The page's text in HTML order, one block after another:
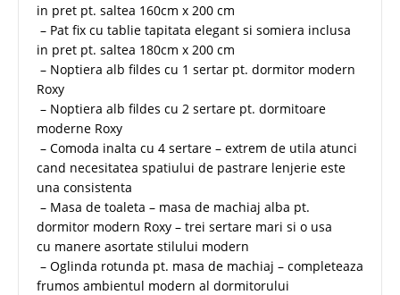
in pret pt. saltea 160cm x 200 cm
– Pat fix cu tablie tapitata elegant si somiera inclusa
in pret pt. saltea 180cm x 200 cm
– Noptiera alb fildes cu 1 sertar pt. dormitor modern
Roxy
– Noptiera alb fildes cu 2 sertare pt. dormitoare
moderne Roxy
– Comoda inalta cu 4 sertare – extrem de utila atunci
cand necesitatea spatiului de pastrare lenjerie este
una consistenta
– Masa de toaleta – masa de machiaj alba pt.
dormitor modern Roxy – trei sertare mari si o usa
cu manere asortate stilului modern
– Oglinda rotunda pt. masa de machiaj – completeaza
frumos ambientul modern al dormitorului